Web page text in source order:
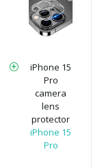
iPhone 15
Pro
camera
lens
protector
iPhone 15
Pro